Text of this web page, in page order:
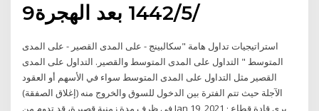
9‏‏/5‏‏/1442 بعد الهجرة
استراتيجيات تداول هامة "سكالبينج - على المدى القصير - على المدى
المتوسط " التداول على المدى المتوسط والقصير. التداول على المدى
القصير مثل التداول على المدى المتوسط سواء في الأسهم أو العقود
الآجلة حيث تتم الفترة بين الدخول للسوق والخروج منه (إغلاق الصفقة)